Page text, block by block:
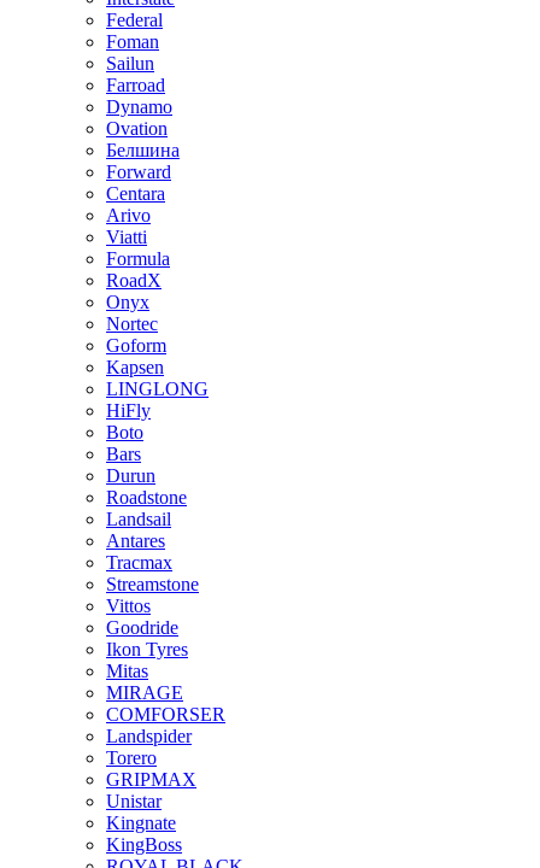
Federal
Foman
Sailun
Farroad
Dynamo
Ovation
Белшина
Forward
Centara
Arivo
Viatti
Formula
RoadX
Onyx
Nortec
Goform
Kapsen
LINGLONG
HiFly
Boto
Bars
Durun
Roadstone
Landsail
Antares
Tracmax
Streamstone
Vittos
Goodride
Ikon Tyres
Mitas
MIRAGE
COMFORSER
Landspider
Torero
GRIPMAX
Unistar
Kingnate
KingBoss